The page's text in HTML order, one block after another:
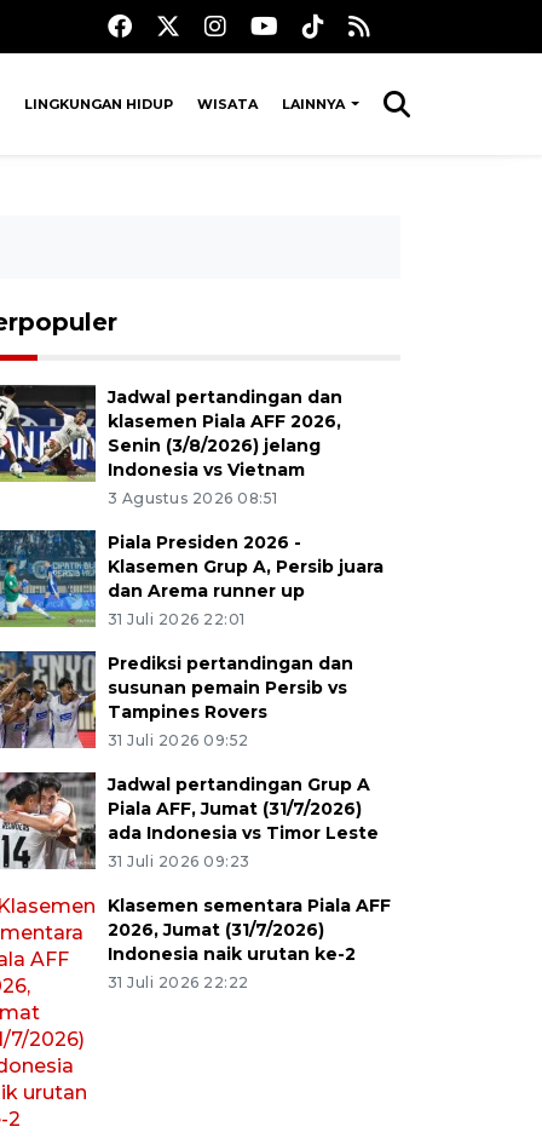
LINGKUNGAN HIDUP WISATA LAINNYA
Jadwal pertandingan dan
klasemen Piala AFF 2026,
Senin (3/8/2026) jelang
Indonesia vs Vietnam
3 Agustus 2026 08:51
Piala Presiden 2026 -
Klasemen Grup A, Persib juara
dan Arema runner up
31 Juli 2026 22:01
Prediksi pertandingan dan
susunan pemain Persib vs
Tampines Rovers
31 Juli 2026 09:52
Jadwal pertandingan Grup A
Piala AFF, Jumat (31/7/2026)
ada Indonesia vs Timor Leste
31 Juli 2026 09:23
Klasemen sementara Piala AFF
2026, Jumat (31/7/2026)
Indonesia naik urutan ke-2
31 Juli 2026 22:22